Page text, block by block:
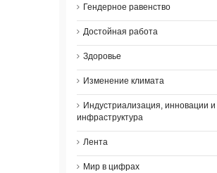
Гендерное равенство
Достойная работа
Здоровье
Изменение климата
Индустриализация, инновации и
инфраструктура
Лента
Мир в цифрах